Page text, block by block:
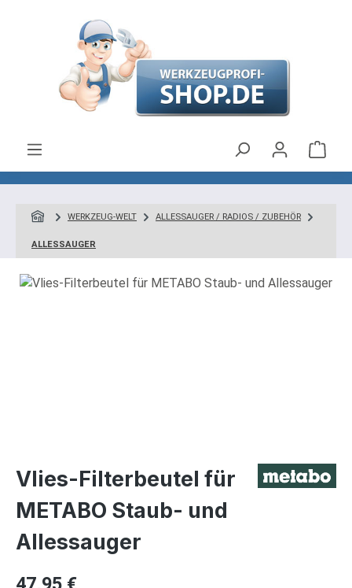
Zum Hauptinhalt springen
WERKZEUG-WELT ALLESSAUGER / RADIOS / ZUBEHÖR
ALLESSAUGER
Bildergalerie überspringen
Vlies-Filterbeutel für
METABO Staub- und
Allessauger
Regulärer Preis: